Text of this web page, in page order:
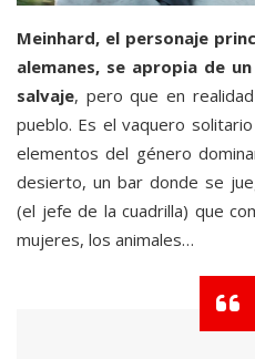
Meinhard, el personaje
alemanes, se apropia de
salvaje, pero que en
pueblo. Es el vaquero
elementos del género
desierto, un bar donde se
(el jefe de la cuadrilla) que
mujeres, los animales…